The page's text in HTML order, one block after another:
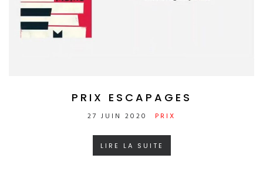
PRIX ESCAPAGES
27 JUIN 2020 PRIX
LIRE LA SUITE